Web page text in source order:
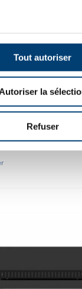
Tout autoriser
la
Refuser